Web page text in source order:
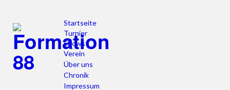
Startseite
Turnier
Shows
Verein
Über uns
Chronik
Impressum